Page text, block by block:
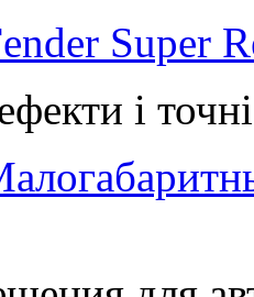
Super
і